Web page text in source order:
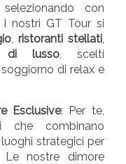
selezionando con
nostri GT Tour si
,ristoranti stellati,
di lusso, scelti
di relax e
Esclusive: Per te,
che combinano
strategici per
Le nostre dimore